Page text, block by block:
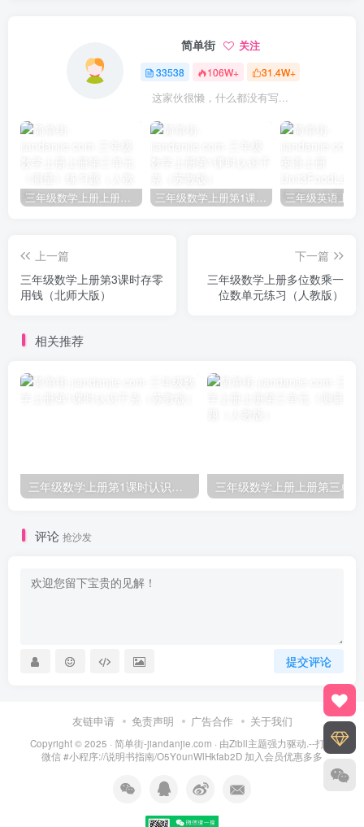
简单街 关注
33538 106W+ 31.4W+
这家伙很懒，什么都没有写...
上一篇
三年级数学上册第3课时存零
用钱（北师大版）
下一篇
三年级数学上册多位数乘一
位数单元练习（人教版）
相关推荐
评论 抢沙发
提交评论
友链申请 免责声明 广告合作 关于我们
Copyright © 2025 · 简单街-jiandanjie.com · 由Zibll主题强力驱动.--打开
微信 #小程序://说明书指南/O5Y0unWlHkfab2D 加入会员优惠多多